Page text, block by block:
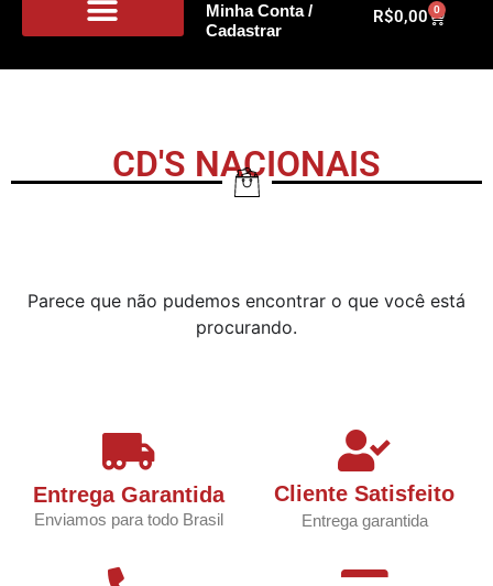
Minha Conta /
Cadastrar
R$0,00 0
CD'S NACIONAIS
Parece que não pudemos encontrar o que você está
procurando.
Entrega Garantida
Enviamos para todo Brasil
Cliente Satisfeito
Entrega garantida